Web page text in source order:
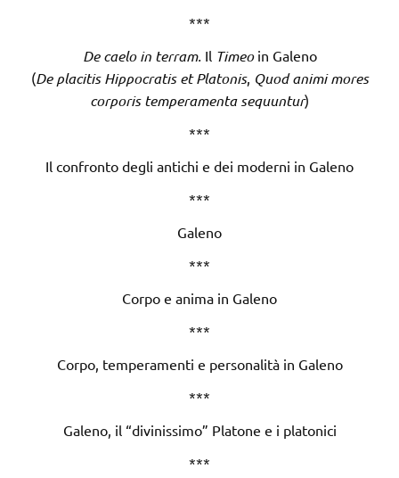
***
De caelo in terram. Il Timeo in Galeno
(De placitis Hippocratis et Platonis, Quod animi mores
corporis temperamenta sequuntur)
***
Il confronto degli antichi e dei moderni in Galeno
***
Galeno
***
Corpo e anima in Galeno
***
Corpo, temperamenti e personalità in Galeno
***
Galeno, il “divinissimo” Platone e i platonici
***